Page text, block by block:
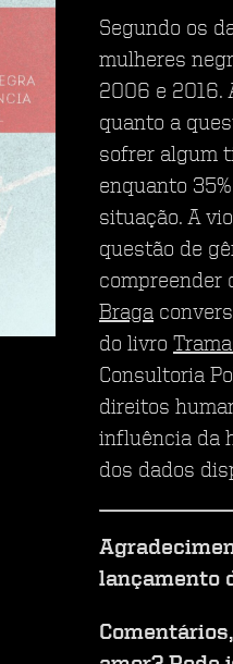
Segundo os
mulheres
2006 e 2016.
quanto a
sofrer algum
enquanto
situação. A
questão de
compreender
Braga
do livro
Consultoria
direitos
influência da
dos dados
lançamento